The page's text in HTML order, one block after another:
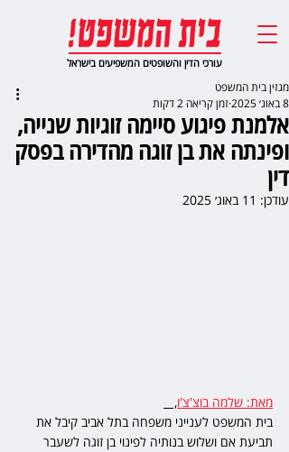
עורכי הדין והשופטים המשפיעים בישראל
אלמנת פיגוע סיימה זוגיות שנייה,
ופינתה את בן זוגה מהדירה בפסק
דין
מגזין בית המשפט
8 באוג׳ 2025
זמן קריאה 2 דקות
עודכן: 11 באוג׳ 2025
מאת: שלמה בוצ'צ'ו,
בית המשפט לענייני משפחה בתל אביב קיבל את
תביעת אם ושלוש בנותיה לפינוי בן זוגה לשעבר